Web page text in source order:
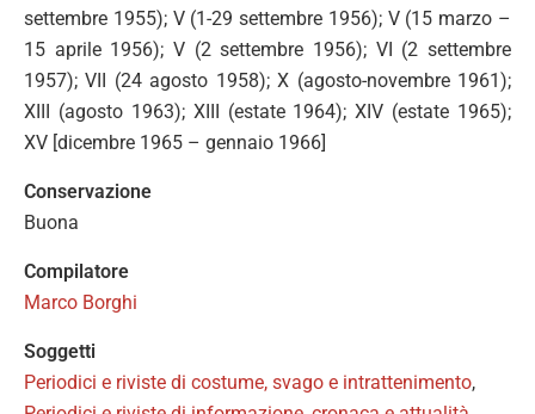
settembre 1955); V (1-29 settembre 1956); V (15 marzo –
15 aprile 1956); V (2 settembre 1956); VI (2 settembre
1957); VII (24 agosto 1958); X (agosto-novembre 1961);
XIII (agosto 1963); XIII (estate 1964); XIV (estate 1965);
XV [dicembre 1965 – gennaio 1966]
Conservazione
Buona
Compilatore
Marco Borghi
Soggetti
Periodici e riviste di costume, svago e intrattenimento,